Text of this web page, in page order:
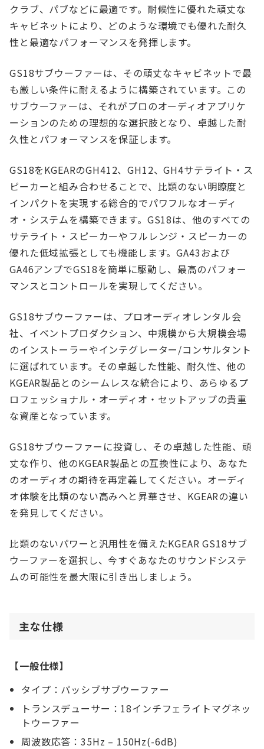
クラブ、パブなどに最適です。耐候性に優れた頑丈な
キャビネットにより、どのような環境でも優れた耐久
性と最適なパフォーマンスを発揮します。
GS18サブウーファーは、その頑丈なキャビネットで最
も厳しい条件に耐えるように構築されています。この
サブウーファーは、それがプロのオーディオアプリケ
ーションのための理想的な選択肢となり、卓越した耐
久性とパフォーマンスを保証します。
GS18をKGEARのGH412、GH12、GH4サテライト・ス
ピーカーと組み合わせることで、比類のない明瞭度と
インパクトを実現する総合的でパワフルなオーディ
オ・システムを構築できます。GS18は、他のすべての
サテライト・スピーカーやフルレンジ・スピーカーの
優れた低域拡張としても機能します。GA43および
GA46アンプでGS18を簡単に駆動し、最高のパフォー
マンスとコントロールを実現してください。
GS18サブウーファーは、プロオーディオレンタル会
社、イベントプロダクション、中規模から大規模会場
のインストーラーやインテグレーター/コンサルタント
に選ばれています。その卓越した性能、耐久性、他の
KGEAR製品とのシームレスな統合により、あらゆるプ
ロフェッショナル・オーディオ・セットアップの貴重
な資産となっています。
GS18サブウーファーに投資し、その卓越した性能、頑
丈な作り、他のKGEAR製品との互換性により、あなた
のオーディオの期待を再定義してください。オーディ
オ体験を比類のない高みへと昇華させ、KGEARの違い
を発見してください。
比類のないパワーと汎用性を備えたKGEAR GS18サブ
ウーファーを選択し、今すぐあなたのサウンドシステ
ムの可能性を最大限に引き出しましょう。
主な仕様
【一般仕様】
タイプ：パッシブサブウーファー
トランスデューサー：18インチフェライトマグネッ
トウーファー
周波数応答：35Hz – 150Hz(-6dB)